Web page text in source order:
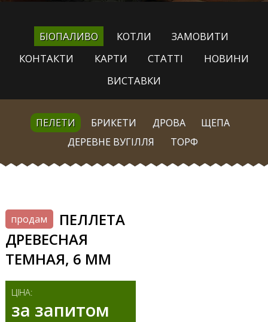
БІОПАЛИВО КОТЛИ
ЗАМОВИТИ
КОНТАКТИ
КАРТИ СТАТТІ
НОВИНИ
ВИСТАВКИ
ПЕЛЕТИ БРИКЕТИ ДРОВА
ЩЕПА
ДЕРЕВНЕ ВУГІЛЛЯ
ТОРФ
продам
ПЕЛЛЕТА
ДРЕВЕСНАЯ
ТЕМНАЯ, 6 ММ
ЦІНА:
за запитом